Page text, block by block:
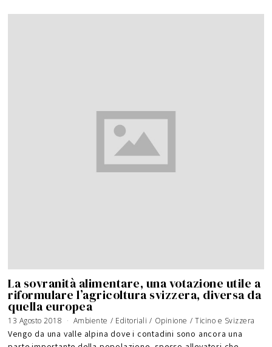
La sovranità alimentare, una votazione utile a
riformulare l’agricoltura svizzera, diversa da
quella europea
13 Agosto 2018
S
e
Ambiente / Editoriali / Opinione / Ticino e Svizzera
Vengo da una valle alpina dove i contadini sono ancora una